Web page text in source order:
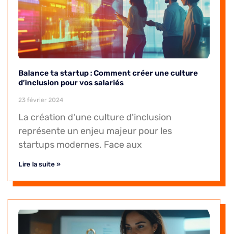
Balance ta startup : Comment créer une culture
d’inclusion pour vos salariés
23 février 2024
La création d'une culture d'inclusion
représente un enjeu majeur pour les
startups modernes. Face aux
Lire la suite »